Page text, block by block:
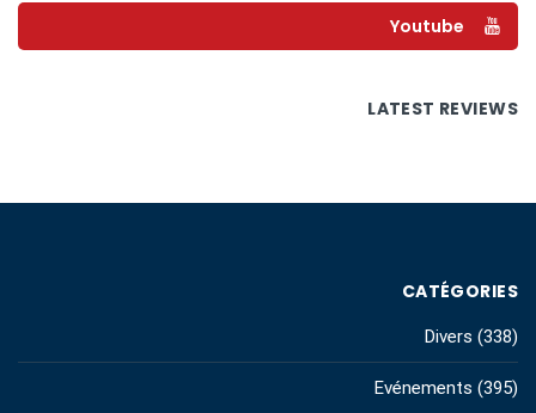
Youtube
LATEST REVIEWS
CATÉGORIES
Divers (338)
Evénements (395)